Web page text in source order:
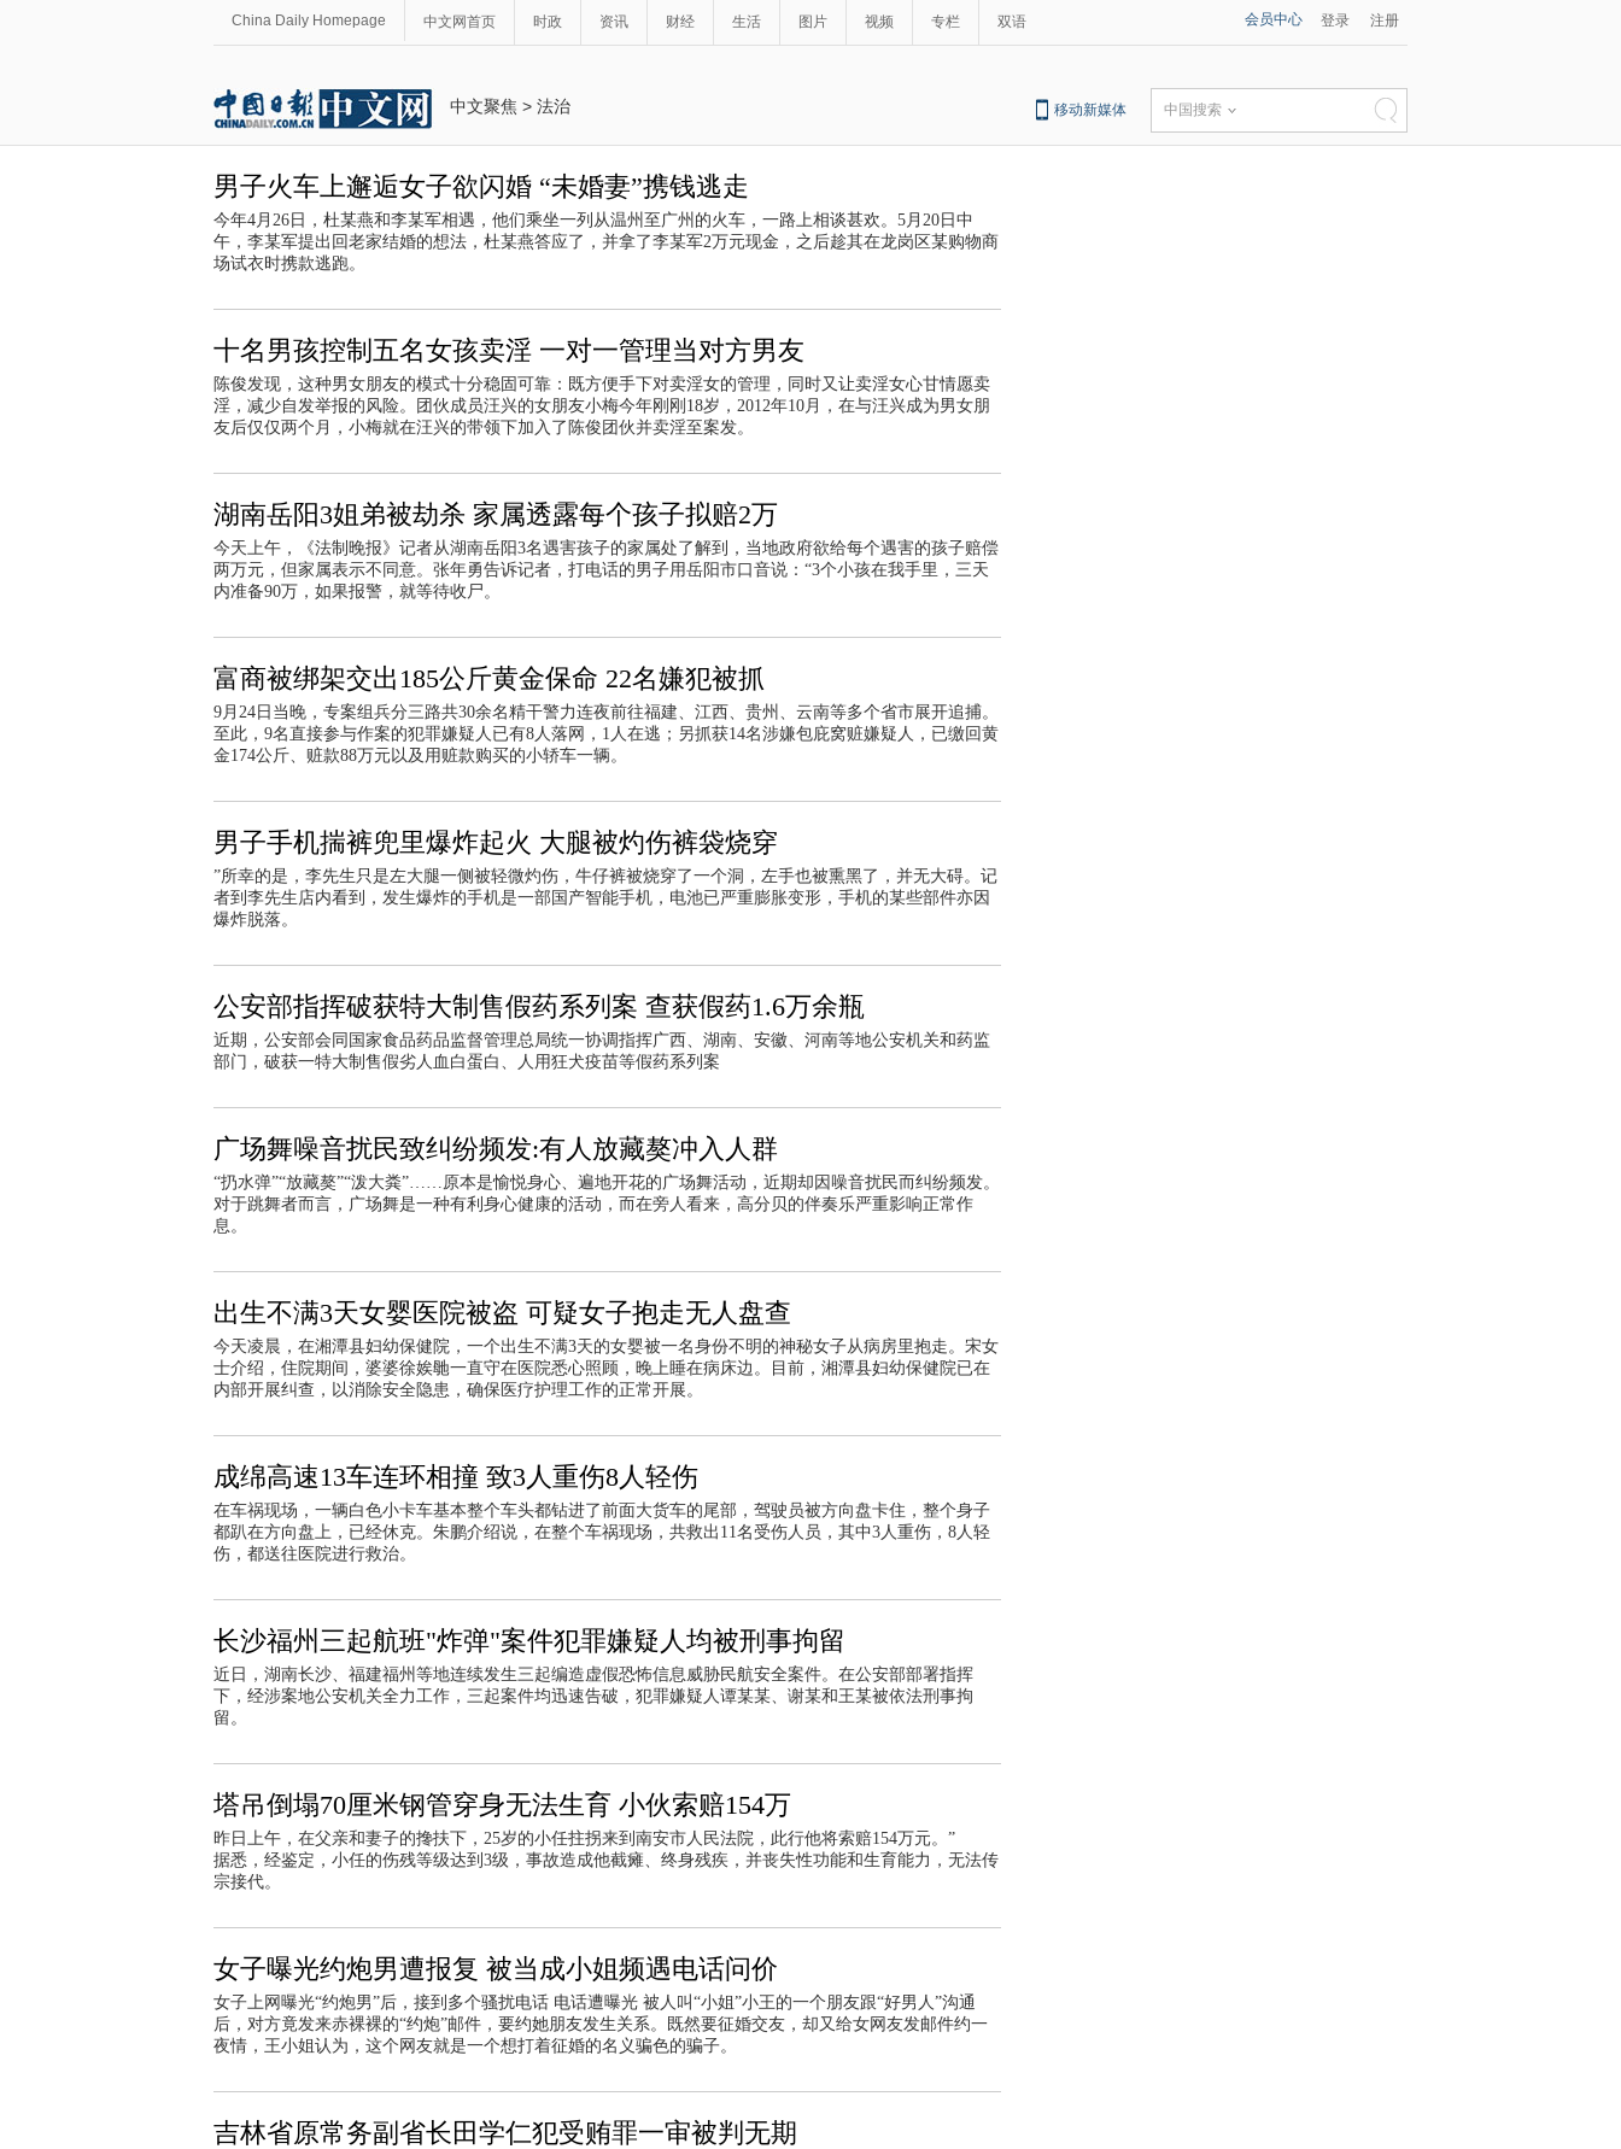
China Daily Homepage 中文网首页 时政 资讯 财经 生活 图片 视频 专栏 双语 会员中心 登录 注册
中文聚焦 > 法治 移动新媒体 中国搜索
男子火车上邂逅女子欲闪婚 “未婚妻”携钱逃走
今年4月26日，杜某燕和李某军相遇，他们乘坐一列从温州至广州的火车，一路上相谈甚欢。5月20日中
午，李某军提出回老家结婚的想法，杜某燕答应了，并拿了李某军2万元现金，之后趁其在龙岗区某购物商
场试衣时携款逃跑。
十名男孩控制五名女孩卖淫 一对一管理当对方男友
陈俊发现，这种男女朋友的模式十分稳固可靠：既方便手下对卖淫女的管理，同时又让卖淫女心甘情愿卖
淫，减少自发举报的风险。团伙成员汪兴的女朋友小梅今年刚刚18岁，2012年10月，在与汪兴成为男女朋
友后仅仅两个月，小梅就在汪兴的带领下加入了陈俊团伙并卖淫至案发。
湖南岳阳3姐弟被劫杀 家属透露每个孩子拟赔2万
今天上午，《法制晚报》记者从湖南岳阳3名遇害孩子的家属处了解到，当地政府欲给每个遇害的孩子赔偿
两万元，但家属表示不同意。张年勇告诉记者，打电话的男子用岳阳市口音说：“3个小孩在我手里，三天
内准备90万，如果报警，就等待收尸。
富商被绑架交出185公斤黄金保命 22名嫌犯被抓
9月24日当晚，专案组兵分三路共30余名精干警力连夜前往福建、江西、贵州、云南等多个省市展开追捕。
至此，9名直接参与作案的犯罪嫌疑人已有8人落网，1人在逃；另抓获14名涉嫌包庇窝赃嫌疑人，已缴回黄
金174公斤、赃款88万元以及用赃款购买的小轿车一辆。
男子手机揣裤兜里爆炸起火 大腿被灼伤裤袋烧穿
”所幸的是，李先生只是左大腿一侧被轻微灼伤，牛仔裤被烧穿了一个洞，左手也被熏黑了，并无大碍。记
者到李先生店内看到，发生爆炸的手机是一部国产智能手机，电池已严重膨胀变形，手机的某些部件亦因
爆炸脱落。
公安部指挥破获特大制售假药系列案 查获假药1.6万余瓶
近期，公安部会同国家食品药品监督管理总局统一协调指挥广西、湖南、安徽、河南等地公安机关和药监
部门，破获一特大制售假劣人血白蛋白、人用狂犬疫苗等假药系列案
广场舞噪音扰民致纠纷频发:有人放藏獒冲入人群
“扔水弹”“放藏獒”“泼大粪”……原本是愉悦身心、遍地开花的广场舞活动，近期却因噪音扰民而纠纷频发。
对于跳舞者而言，广场舞是一种有利身心健康的活动，而在旁人看来，高分贝的伴奏乐严重影响正常作
息。
出生不满3天女婴医院被盗 可疑女子抱走无人盘查
今天凌晨，在湘潭县妇幼保健院，一个出生不满3天的女婴被一名身份不明的神秘女子从病房里抱走。宋女
士介绍，住院期间，婆婆徐娭毑一直守在医院悉心照顾，晚上睡在病床边。目前，湘潭县妇幼保健院已在
内部开展纠查，以消除安全隐患，确保医疗护理工作的正常开展。
成绵高速13车连环相撞 致3人重伤8人轻伤
在车祸现场，一辆白色小卡车基本整个车头都钻进了前面大货车的尾部，驾驶员被方向盘卡住，整个身子
都趴在方向盘上，已经休克。朱鹏介绍说，在整个车祸现场，共救出11名受伤人员，其中3人重伤，8人轻
伤，都送往医院进行救治。
长沙福州三起航班"炸弹"案件犯罪嫌疑人均被刑事拘留
近日，湖南长沙、福建福州等地连续发生三起编造虚假恐怖信息威胁民航安全案件。在公安部部署指挥
下，经涉案地公安机关全力工作，三起案件均迅速告破，犯罪嫌疑人谭某某、谢某和王某被依法刑事拘
留。
塔吊倒塌70厘米钢管穿身无法生育 小伙索赔154万
昨日上午，在父亲和妻子的搀扶下，25岁的小任拄拐来到南安市人民法院，此行他将索赔154万元。”
据悉，经鉴定，小任的伤残等级达到3级，事故造成他截瘫、终身残疾，并丧失性功能和生育能力，无法传
宗接代。
女子曝光约炮男遭报复 被当成小姐频遇电话问价
女子上网曝光“约炮男”后，接到多个骚扰电话 电话遭曝光 被人叫“小姐”小王的一个朋友跟“好男人”沟通
后，对方竟发来赤裸裸的“约炮”邮件，要约她朋友发生关系。既然要征婚交友，却又给女网友发邮件约一
夜情，王小姐认为，这个网友就是一个想打着征婚的名义骗色的骗子。
吉林省原常务副省长田学仁犯受贿罪一审被判无期